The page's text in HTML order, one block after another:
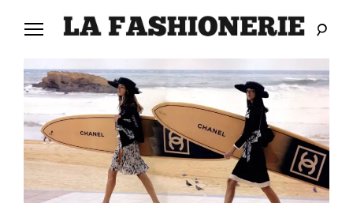
content
L
A
F
A